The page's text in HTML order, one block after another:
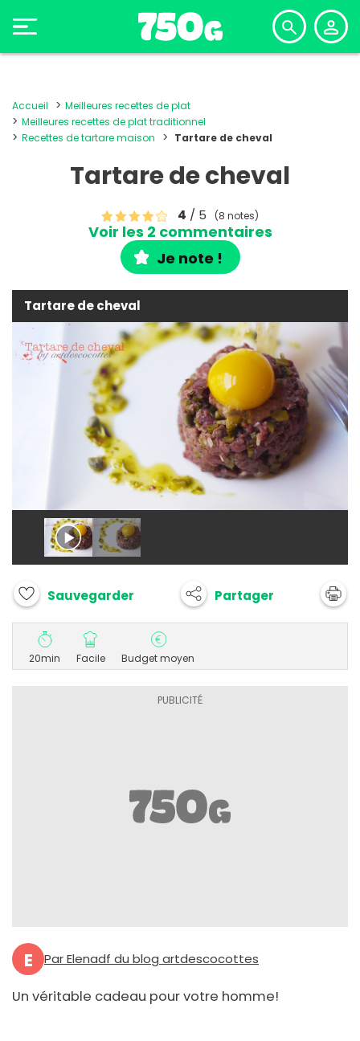
Accueil
Meilleures recettes de plat
Meilleures recettes de plat traditionnel
Recettes de tartare maison
Tartare de cheval
Tartare de cheval
4 / 5 (8 notes)
Voir les 2 commentaires
Je note !
Tartare de cheval
Sauvegarder Partager
20min Facile Budget moyen
E Par Elenadf du blog artdescocottes
Un véritable cadeau pour votre homme!